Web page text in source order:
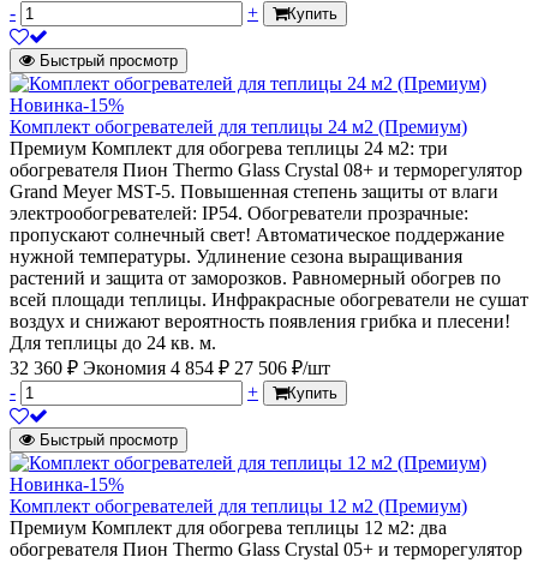
-
+ Купить
Быстрый просмотр
Новинка-15%
Комплект обогревателей для теплицы 24 м2 (Премиум)
Премиум Комплект для обогрева теплицы 24 м2: три
обогревателя Пион Thermo Glass Crystal 08+ и терморегулятор
Grand Meyer MST-5. Повышенная степень защиты от влаги
электрообогревателей: IP54. Обогреватели прозрачные:
пропускают солнечный свет! Автоматическое поддержание
нужной температуры. Удлинение сезона выращивания
растений и защита от заморозков. Равномерный обогрев по
всей площади теплицы. Инфракрасные обогреватели не сушат
воздух и снижают вероятность появления грибка и плесени!
Для теплицы до 24 кв. м.
32 360 ₽ Экономия 4 854 ₽ 27 506 ₽/шт
-
+ Купить
Быстрый просмотр
Новинка-15%
Комплект обогревателей для теплицы 12 м2 (Премиум)
Премиум Комплект для обогрева теплицы 12 м2: два
обогревателя Пион Thermo Glass Crystal 05+ и терморегулятор